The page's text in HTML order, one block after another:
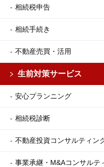
相続税申告
相続手続き
不動産売買・活用
生前対策サービス
安心プランニング
相続税診断
不動産投資コンサルティン
事業承継・M&Aコンサルテ